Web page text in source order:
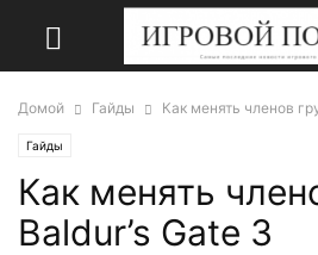
Домой Гайды Как менять членов
Гайды
Как менять
Baldur’s Gate 3